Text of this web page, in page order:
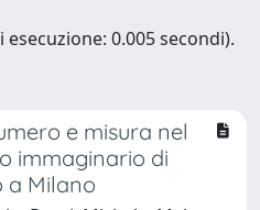
0.005 secondi).
e misura nel
immaginario di
a Milano